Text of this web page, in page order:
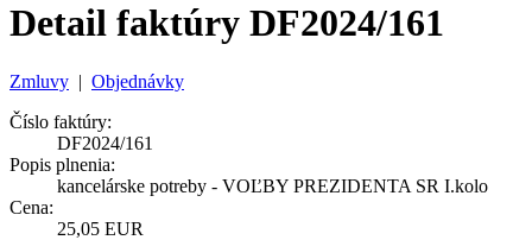
Detail faktúry DF2024/161
Zmluvy | Objednávky
Číslo faktúry:
DF2024/161
Popis plnenia:
kancelárske potreby - VOĽBY PREZIDENTA SR I.kolo
Cena:
25,05 EUR